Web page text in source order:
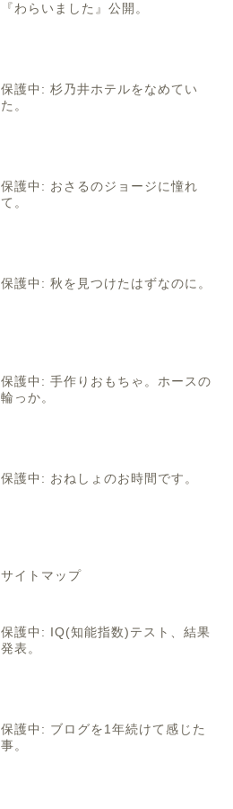
『わらいました』公開。
保護中: 杉乃井ホテルをなめてい
た。
保護中: おさるのジョージに憧れ
て。
保護中: 秋を見つけたはずなのに。
保護中: 手作りおもちゃ。ホースの
輪っか。
保護中: おねしょのお時間です。
サイトマップ
保護中: IQ(知能指数)テスト、結果
発表。
保護中: ブログを1年続けて感じた
事。